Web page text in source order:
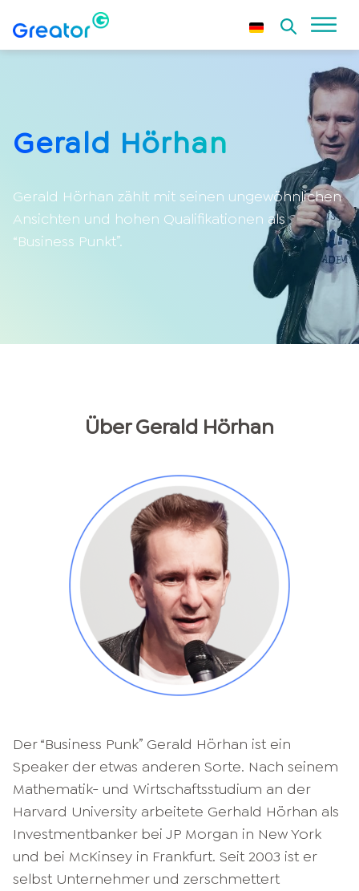
Gerald Hörhan
Gerald Hörhan zählt mit seinen ungewöhnlichen
Ansichten und hohen Qualifikationen als
“Business Punkt”.
ÜberGerald Hörhan
Der “Business Punk” Gerald Hörhan ist ein
Speaker der etwas anderen Sorte. Nach seinem
Mathematik- und Wirtschaftsstudium an der
Harvard University arbeitete Gerhald Hörhan als
Investmentbanker bei JP Morgan in New York
und bei McKinsey in Frankfurt. Seit 2003 ist er
selbst Unternehmer und zerschmettert